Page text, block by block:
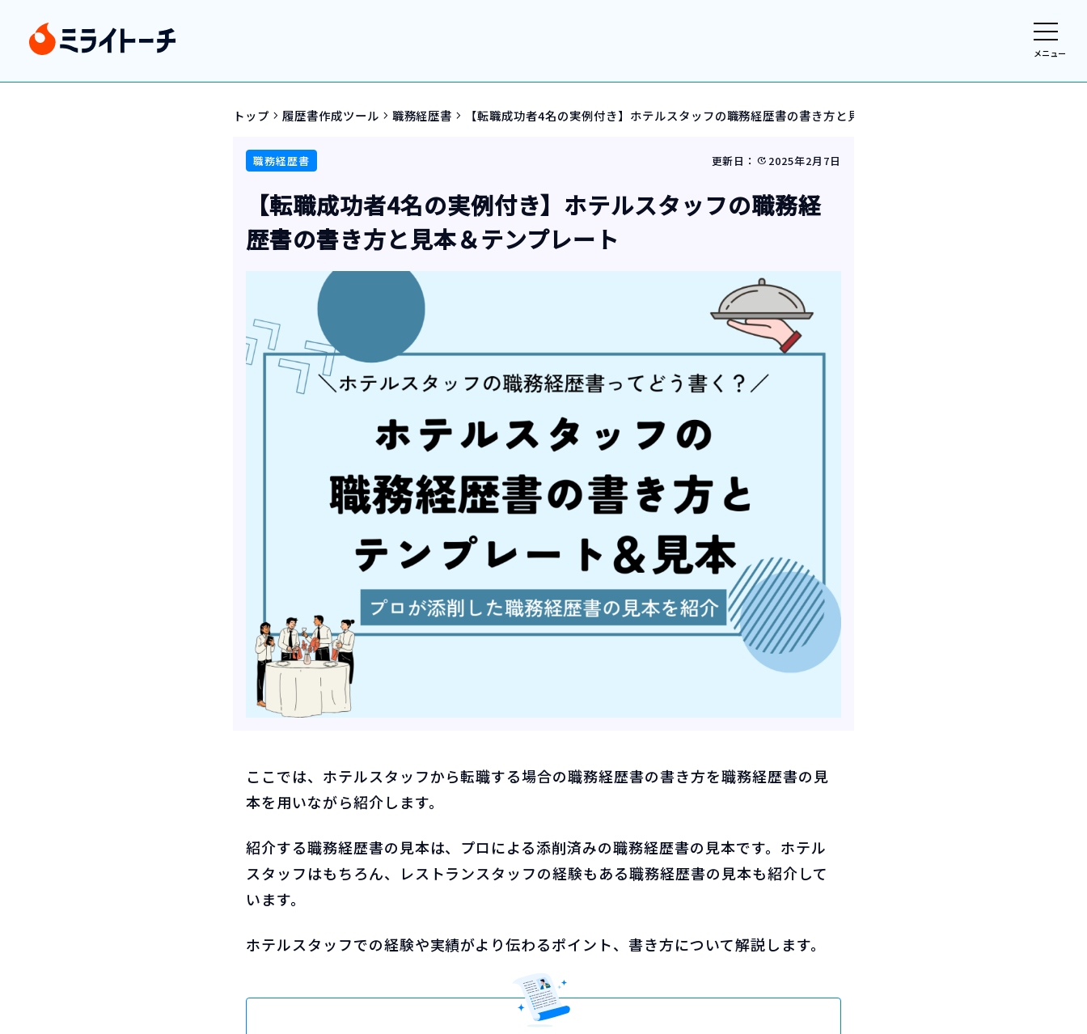
メニュー
トップ navigate_next 履歴書作成ツール navigate_next 職務経歴書 navigate_next 【転職成功者4名の実例付き】ホテルスタッフの職務経歴書の書き方と見本＆テンプレート
職務経歴書 更新日： update 2025年2月7日
【転職成功者4名の実例付き】ホテルスタッフの職務経
歴書の書き方と見本＆テンプレート
ここでは、ホテルスタッフから転職する場合の職務経歴書の書き方を職務経歴書の見
本を用いながら紹介します。
紹介する職務経歴書の見本は、プロによる添削済みの職務経歴書の見本です。ホテル
スタッフはもちろん、レストランスタッフの経験もある職務経歴書の見本も紹介して
います。
ホテルスタッフでの経験や実績がより伝わるポイント、書き方について解説します。